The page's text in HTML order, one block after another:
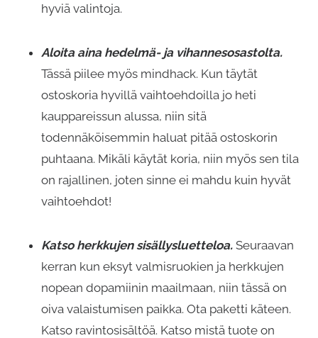
hyviä valintoja.
Aloita aina hedelmä- ja vihannesosastolta.
Tässä piilee myös mindhack. Kun täytät
ostoskoria hyvillä vaihtoehdoilla jo heti
kauppareissun alussa, niin sitä
todennäköisemmin haluat pitää ostoskorin
puhtaana. Mikäli käytät koria, niin myös sen tila
on rajallinen, joten sinne ei mahdu kuin hyvät
vaihtoehdot!
Katso herkkujen sisällysluetteloa. Seuraavan
kerran kun eksyt valmisruokien ja herkkujen
nopean dopamiinin maailmaan, niin tässä on
oiva valaistumisen paikka. Ota paketti käteen.
Katso ravintosisältöä. Katso mistä tuote on